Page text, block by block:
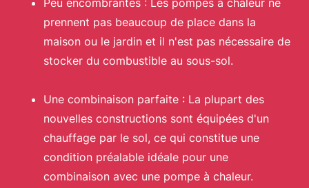
Peu encombrantes : Les pompes à chaleur ne
prennent pas beaucoup de place dans la
maison ou le jardin et il n'est pas nécessaire de
stocker du combustible au sous-sol.
Une combinaison parfaite : La plupart des
nouvelles constructions sont équipées d'un
chauffage par le sol, ce qui constitue une
condition préalable idéale pour une
combinaison avec une pompe à chaleur.